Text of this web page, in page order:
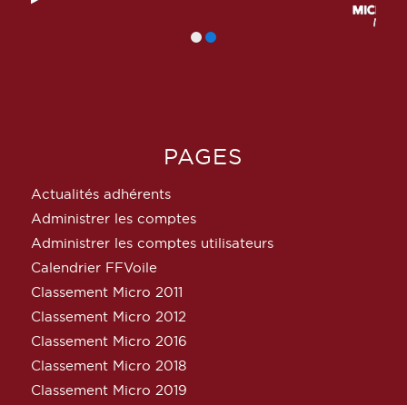
PAGES
Actualités adhérents
Administrer les comptes
Administrer les comptes utilisateurs
Calendrier FFVoile
Classement Micro 2011
Classement Micro 2012
Classement Micro 2016
Classement Micro 2018
Classement Micro 2019